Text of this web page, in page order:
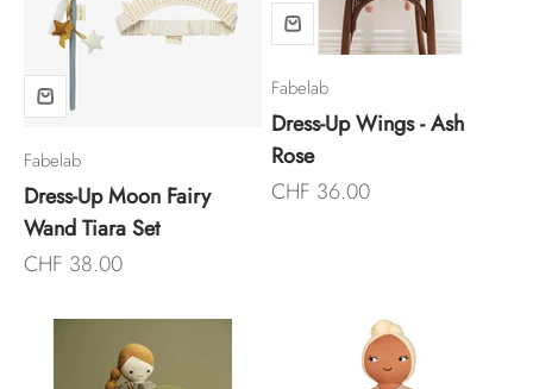
Fabelab
Dress-Up Moon Fairy
Wand Tiara Set
Angebot
CHF 38.00
Fabelab
Dress-Up Wings - Ash
Rose
Angebot
CHF 36.00